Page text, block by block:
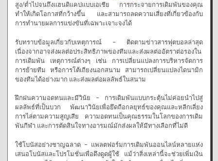
สูง/ต่ำไปจนถึงแฮนดิแคปแบบเอเชีย การกระจายการเดิมพันของคุณ
ทำให้เกิดโอกาสที่กว้างขึ้น และสามารถลดความเสี่ยงที่เกี่ยวข้องกับ
การทำนายผลการแข่งขันที่เฉพาะเจาะจงได้
รับทราบข้อมูลเกี่ยวกับเหตุการณ์ – ติดตามข่าวสารฟุตบอลล่าสุด
เนื่องจากอาจส่งผลต่อประสิทธิภาพของทีมและส่งผลต่ออัตราต่อรองใน
การเดิมพัน เหตุการณ์ต่างๆ เช่น การเปลี่ยนแปลงการบริหารจัดการ
การย้ายทีม หรือการโต้เถียงนอกสนาม สามารถเปลี่ยนแปลงไดนามิก
ของทีมได้อย่างมาก และส่งผลต่อผลลัพธ์ในสนาม
ฝึกฝนความอดทนและมีวินัย – การเดิมพันแบบกระตุ้นไม่ค่อยนำไปสู่
ผลลัพธ์ที่เป็นบวก พัฒนาวินัยเพื่อยึดถือกลยุทธ์ของคุณและหลีกเลี่ยง
การไล่ตามความสูญเสีย ความอดทนเป็นคุณธรรมในโลกของการเดิม
พันกีฬา และการตัดสินใจทางอารมณ์มักส่งผลให้มีทางเลือกที่ไม่ดี
ใช้โบนัสอย่างชาญฉลาด – แพลตฟอร์มการเดิมพันออนไลน์หลายแห่ง
เสนอโบนัสและโปรโมชั่นเพื่อดึงดูดผู้ใช้ แม้ว่าสิ่งเหล่านี้จะช่วยเพิ่มเงิน